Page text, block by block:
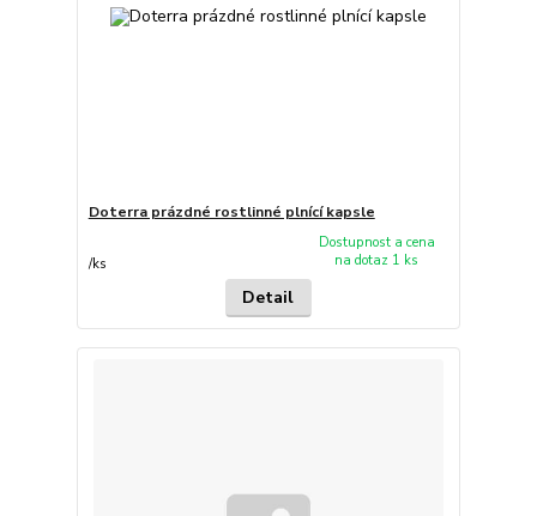
Doterra prázdné rostlinné plnící kapsle
/ks
Dostupnost a cena
na dotaz 1 ks
Detail